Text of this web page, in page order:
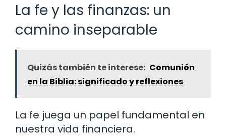
La fe y las finanzas: un
camino inseparable
Quizás también te interese: Comunión
en la Biblia: significado y reflexiones
La fe juega un papel fundamental en
nuestra vida financiera.